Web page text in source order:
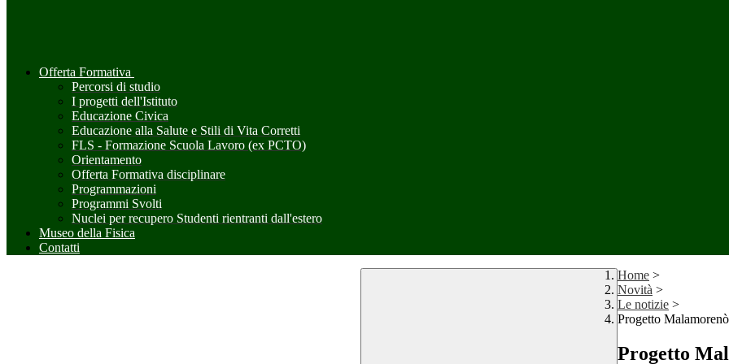
Offerta Formativa
Percorsi di studio
I progetti dell'Istituto
Educazione Civica
Educazione alla Salute e Stili di Vita Corretti
FLS - Formazione Scuola Lavoro (ex PCTO)
Orientamento
Offerta Formativa disciplinare
Programmazioni
Programmi Svolti
Nuclei per recupero Studenti rientranti dall'estero
Museo della Fisica
Contatti
Home >
Novità >
Le notizie >
Progetto Malamorenò
Progetto